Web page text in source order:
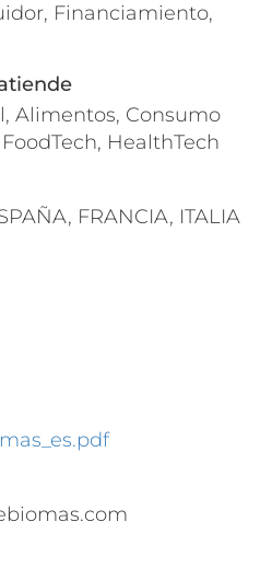
Financiamiento,
Alimentos, Consumo
HealthTech
FRANCIA, ITALIA